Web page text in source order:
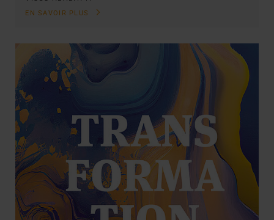
EN SAVOIR PLUS